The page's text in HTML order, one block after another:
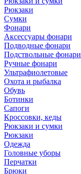
Рюкзаки
Сумки
Фонари
Аксессуары фонари
Подводные фонари
Подствольные фонари
Ручные фонари
Ультрафиолетовые
Охота и рыбалка
Обувь
Ботинки
Сапоги
Кроссовки, кеды
Рюкзаки и сумки
Рюкзаки
Одежда
Головные уборы
Перчатки
Брюки